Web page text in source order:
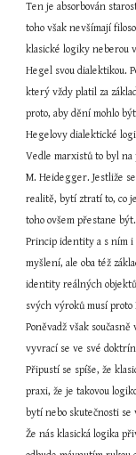
Ten je absorbován
toho však nevšímají
klasické logiky neberou
Hegel svou dialektikou.
který vždy platil za
proto, aby dění mohlo
Hegelovy dialektické
Vedle marxistů to byl
M. Heidegger. Jestliže
realitě, bytí ztratí to, co
toho ovšem přestane
Princip identity a s ním i
myšlení, ale oba též
identity reálných
svých výroků musí
Poněvadž však
vyvrací se ve své
Připustí se spíše, že
praxi, že je takovou
bytí nebo skutečnosti se
Že nás klasická logika